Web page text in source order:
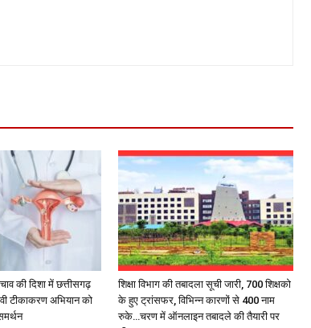
की दिशा में छत्तीसगढ़
टीकाकरण अभियान को
शिक्षा विभाग की तबादला सूची जारी, 700 शिक्षको
के हुए ट्रांसफर, विभिन्न कारणों से 400 नाम
रुके…चरण में ऑनलाइन तबादले की तैयारी पर